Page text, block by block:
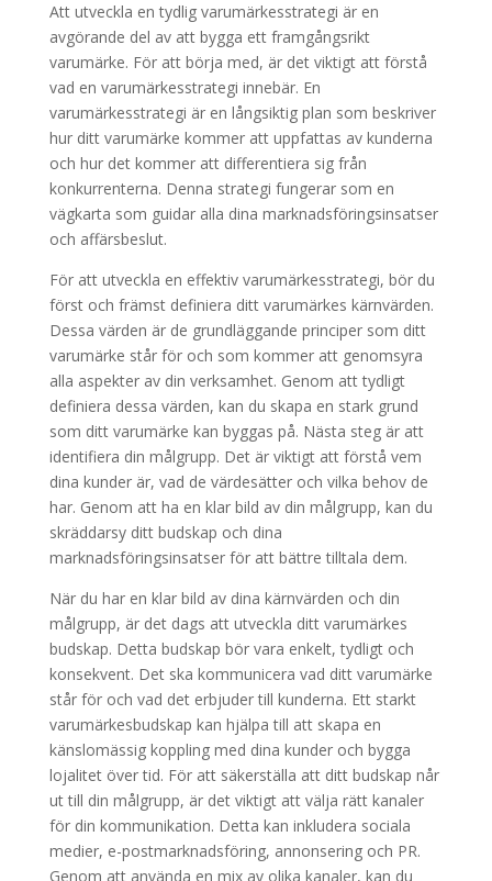
Att utveckla en tydlig varumärkesstrategi är en
avgörande del av att bygga ett framgångsrikt
varumärke. För att börja med, är det viktigt att förstå
vad en varumärkesstrategi innebär. En
varumärkesstrategi är en långsiktig plan som beskriver
hur ditt varumärke kommer att uppfattas av kunderna
och hur det kommer att differentiera sig från
konkurrenterna. Denna strategi fungerar som en
vägkarta som guidar alla dina marknadsföringsinsatser
och affärsbeslut.
För att utveckla en effektiv varumärkesstrategi, bör du
först och främst definiera ditt varumärkes kärnvärden.
Dessa värden är de grundläggande principer som ditt
varumärke står för och som kommer att genomsyra
alla aspekter av din verksamhet. Genom att tydligt
definiera dessa värden, kan du skapa en stark grund
som ditt varumärke kan byggas på. Nästa steg är att
identifiera din målgrupp. Det är viktigt att förstå vem
dina kunder är, vad de värdesätter och vilka behov de
har. Genom att ha en klar bild av din målgrupp, kan du
skräddarsy ditt budskap och dina
marknadsföringsinsatser för att bättre tilltala dem.
När du har en klar bild av dina kärnvärden och din
målgrupp, är det dags att utveckla ditt varumärkes
budskap. Detta budskap bör vara enkelt, tydligt och
konsekvent. Det ska kommunicera vad ditt varumärke
står för och vad det erbjuder till kunderna. Ett starkt
varumärkesbudskap kan hjälpa till att skapa en
känslomässig koppling med dina kunder och bygga
lojalitet över tid. För att säkerställa att ditt budskap når
ut till din målgrupp, är det viktigt att välja rätt kanaler
för din kommunikation. Detta kan inkludera sociala
medier, e-postmarknadsföring, annonsering och PR.
Genom att använda en mix av olika kanaler, kan du